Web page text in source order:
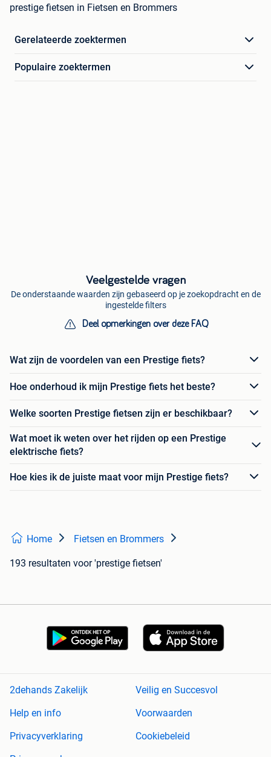
prestige fietsen in Fietsen en Brommers
Gerelateerde zoektermen
Populaire zoektermen
Veelgestelde vragen
De onderstaande waarden zijn gebaseerd op je zoekopdracht en de
ingestelde filters
Deel opmerkingen over deze FAQ
Wat zijn de voordelen van een Prestige fiets?
Hoe onderhoud ik mijn Prestige fiets het beste?
Welke soorten Prestige fietsen zijn er beschikbaar?
Wat moet ik weten over het rijden op een Prestige
elektrische fiets?
Hoe kies ik de juiste maat voor mijn Prestige fiets?
Home Fietsen en Brommers
193 resultaten voor 'prestige fietsen'
2dehands Zakelijk
Veilig en Succesvol
Help en info
Voorwaarden
Privacyverklaring
Cookiebeleid